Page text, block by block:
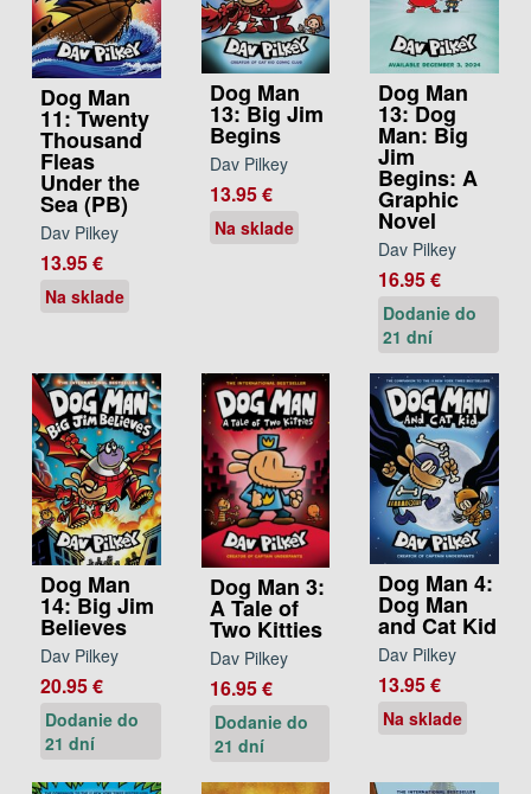
Dog Man
11: Twenty
Thousand
Fleas
Under the
Sea (PB)
Dav Pilkey
13.95 €
Na sklade
Dog Man
13: Big Jim
Begins
Dav Pilkey
13.95 €
Na sklade
Dog Man
13: Dog
Man: Big
Jim
Begins: A
Graphic
Novel
Dav Pilkey
16.95 €
Dodanie do
21 dní
Dog Man
14: Big Jim
Believes
Dav Pilkey
20.95 €
Dodanie do
21 dní
Dog Man 3:
A Tale of
Two Kitties
Dav Pilkey
16.95 €
Dodanie do
21 dní
Dog Man 4:
Dog Man
and Cat Kid
Dav Pilkey
13.95 €
Na sklade